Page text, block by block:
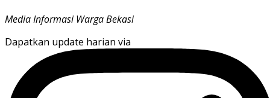
Media Informasi Warga Bekasi
Dapatkan update harian via